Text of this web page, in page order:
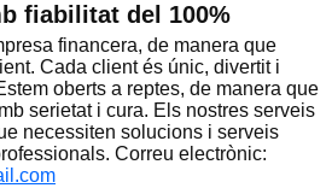
fiabilitat del 100%
financera, de manera que
Cada client és únic, divertit i
oberts a reptes, de manera que
serietat i cura. Els nostres serveis
necessiten solucions i serveis
Correu electrònic: